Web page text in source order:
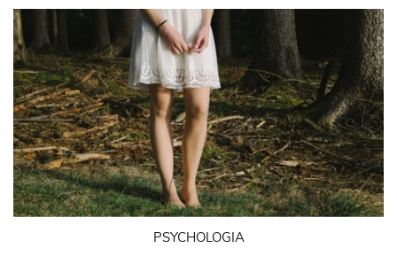
PSYCHOLOGIA